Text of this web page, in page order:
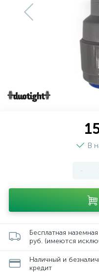
В
-
Бесплатная
руб. (имеются
Наличный и
кредит